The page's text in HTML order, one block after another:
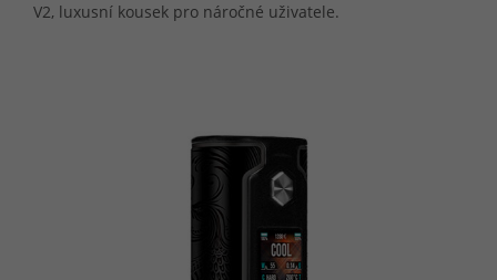
V2, luxusní kousek pro náročné uživatele.